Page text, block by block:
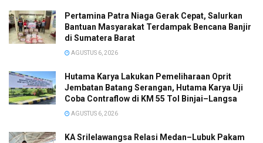
Pertamina Patra Niaga Gerak Cepat, Salurkan
Bantuan Masyarakat Terdampak Bencana Banjir
di Sumatera Barat
AGUSTUS 6, 2026
Hutama Karya Lakukan Pemeliharaan Oprit
Jembatan Batang Serangan, Hutama Karya Uji
Coba Contraflow di KM 55 Tol Binjai–Langsa
AGUSTUS 6, 2026
KA Srilelawangsa Relasi Medan–Lubuk Pakam